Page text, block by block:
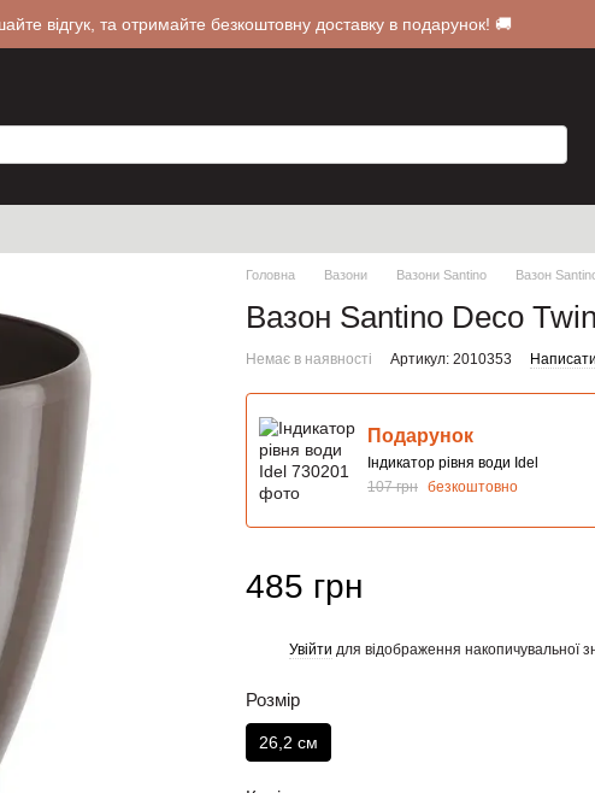
відгук, та отримайте безкоштовну доставку в подарунок! 🚚
Головна Вазони Вазони Santino Вазон
Вазон Santino Deco
Немає в наявності Артикул: 2010353 Написати
Подарунок
Індикатор рівня води Idel
107 грн безкоштовно
485 грн
Увійти для відображення накопичувальної
Розмір
26,2 см